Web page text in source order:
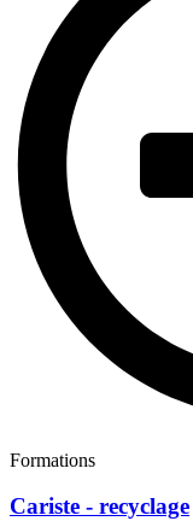
Formations
Cariste - recyclage